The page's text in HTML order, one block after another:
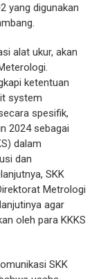
yang digunakan
alat ukur, akan
ketentuan
system
spesifik,
2024 sebagai
dalam
dan
SKK
Metrologi
agar
oleh para KKKS
SKK